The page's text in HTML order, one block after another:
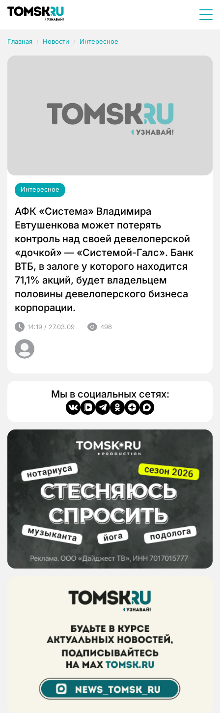
Главная Новости Интересное
Интересное
АФК «Система» Владимира
Евтушенкова может потерять
контроль над своей девелоперской
«дочкой» — «Системой-Галс». Банк
ВТБ, в залоге у которого находится
71,1% акций, будет владельцем
половины девелоперского бизнеса
корпорации.
14:19 / 27.03.09 496
Мы в социальных сетях: